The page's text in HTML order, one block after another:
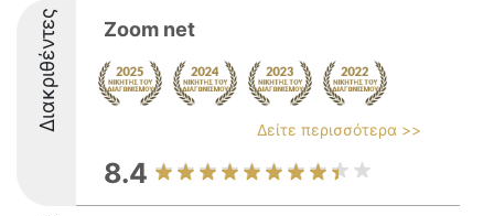
Διακριθέντες Zoom net
Δείτε περισσότερα >>
8.4